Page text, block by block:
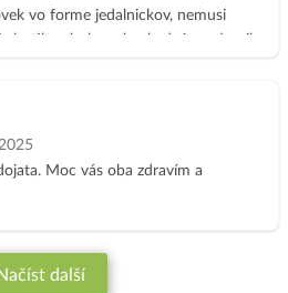
vo forme jedalnickov, nemusi
neho. Trosku narocnejsie, ale slo
vyzeram vyborne. I tvar i oci i
lahkost.
zapadol i kurz zdraveho zivotneho
velmi velmi prekakani. Dakujem
za dobru naladu na strankach.
Moc vás oba zdravím a
další